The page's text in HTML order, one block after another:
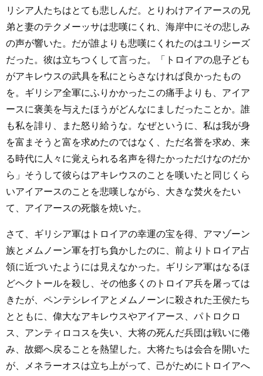
リシア人たちはとても悲しんだ。とりわけアイアースの兄
弟と妻のテクメーッサは悲嘆にくれ、海岸中にその悲しみ
の声が響いた。だが誰よりも悲嘆にくれたのはユリシーズ
だった。彼は立ちつくして言った。「トロイアの息子ども
がアキレウスの武具を私にとらさなければ良かったもの
を。ギリシア全軍にふりかかったこの痛手よりも、アイア
ースに褒美を与えたほうがどんなにましだったことか。誰
も私を誹り、また怒り給うな。なぜというに、私は我が身
を富まそうと富を求めたのではなく、ただ名誉を求め、来
る時代に人々に覚えられる名声を得たかっただけなのだか
ら」そうして彼らはアキレウスのことを嘆いたと同じくら
いアイアースのことを悲嘆しながら、大きな焚火をたい
て、アイアースの死骸を焼いた。
さて、ギリシア軍はトロイアの幸運の宝を得、アマゾーン
族とメムノーン軍を打ち負かしたのに、前よりトロイア占
領に近づいたようには見えなかった。ギリシア軍はなるほ
どヘクトールを殺し、その他多くのトロイア兵を屠っては
きたが、ペンテシレイアとメムノーンに殺された王侯たち
とともに、偉大なアキレウスやアイアース、パトロクロ
ス、アンティロコスを失い、大将の死んだ兵団は戦いに倦
み、故郷へ戻ることを熱望した。大将たちは会合を開いた
が、メネラーオスは立ち上がって、己がためにトロイアへ